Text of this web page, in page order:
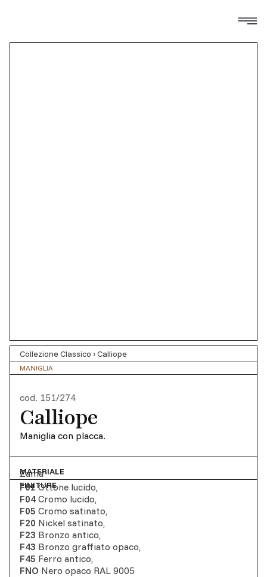
Collezione Classico ›Calliope
MANIGLIA
cod. 151/274
Calliope
Maniglia con placca.
MATERIALE
Zama
FINITURE
F01 Ottone lucido,
F04 Cromo lucido,
F05 Cromo satinato,
F20 Nickel satinato,
F23 Bronzo antico,
F43 Bronzo graffiato opaco,
F45 Ferro antico,
FNO Nero opaco RAL 9005